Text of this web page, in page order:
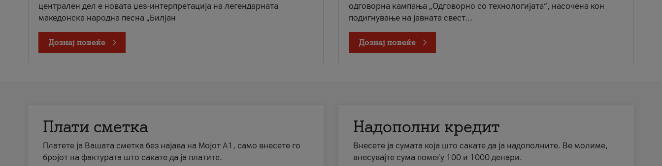
централен дел е новата џез-интерпретација на легендарната
македонска народна песна „Билјан
Дознај повеќе
одговорна кампања „Одговорно со технологијата“, насочена кон
подигнување на јавната свест...
Дознај повеќе
Плати сметка
Платете ја Вашата сметка без најава на Мојот А1, само внесете го
бројот на фактурата што сакате да ја платите.
Надополни кредит
Внесете ја сумата која што сакате да ја надополните. Ве молиме,
внесувајте сума помеѓу 100 и 1000 денари.